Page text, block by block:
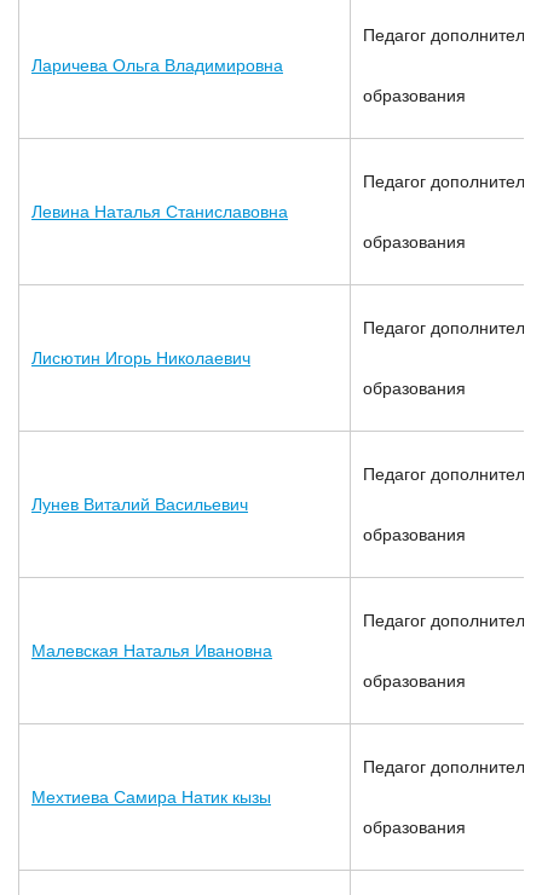
Ларичева Ольга Владимировна
Педагог
образования
Левина Наталья Станиславовна
Педагог
образования
Лисютин Игорь Николаевич
Педагог
образования
Лунев Виталий Васильевич
Педагог
образования
Малевская Наталья Ивановна
Педагог
образования
Мехтиева Самира Натик кызы
Педагог
образования